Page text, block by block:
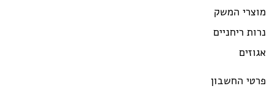
המשק
ריחניים
החשבון